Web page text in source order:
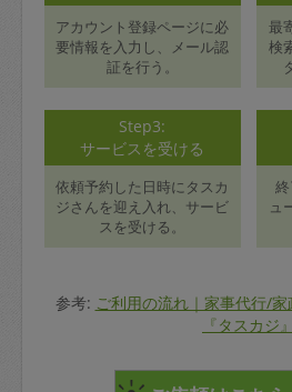
アカウント登録ページに必
要情報を入力し、メール認
証を行う。
最
検
Step3:
サービスを受ける
依頼予約した日時にタスカ
ジさんを迎え入れ、サービ
スを受ける。
ュ
参考: ご利用の流れ｜家事代行/
『タスカジ』